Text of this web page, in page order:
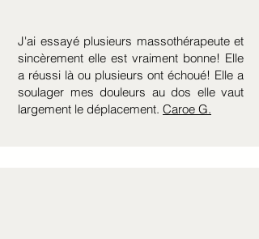
J'ai essayé plusieurs massothérapeute et
sincèrement elle est vraiment bonne! Elle
a réussi là ou plusieurs ont échoué! Elle a
soulager mes douleurs au dos elle vaut
largement le déplacement. Caroe G.